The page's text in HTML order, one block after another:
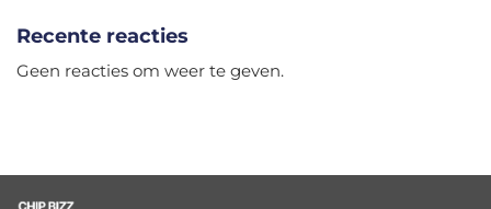
Recente reacties
Geen reacties om weer te geven.